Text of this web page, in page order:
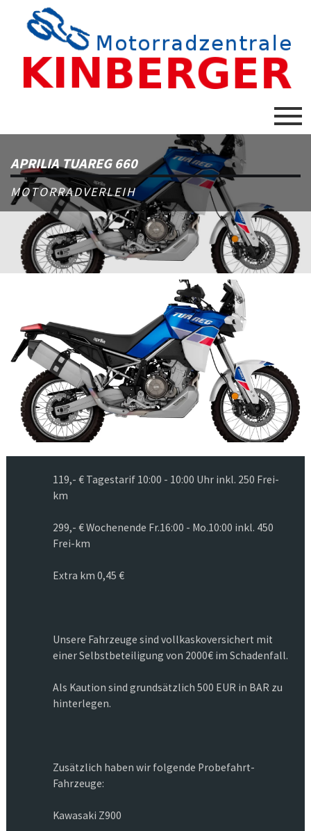
APRILIA TUAREG 660
MOTORRADVERLEIH
Previous
119,- € Tagestarif 10:00 - 10:00 Uhr inkl. 250 Frei-
km
299,- € Wochenende Fr.16:00 - Mo.10:00 inkl. 450
Frei-km
Extra km 0,45 €
Unsere Fahrzeuge sind vollkaskoversichert mit
einer Selbstbeteiligung von 2000€ im Schadenfall.
Als Kaution sind grundsätzlich 500 EUR in BAR zu
hinterlegen.
Zusätzlich haben wir folgende Probefahrt-
Fahrzeuge:
Kawasaki Z900